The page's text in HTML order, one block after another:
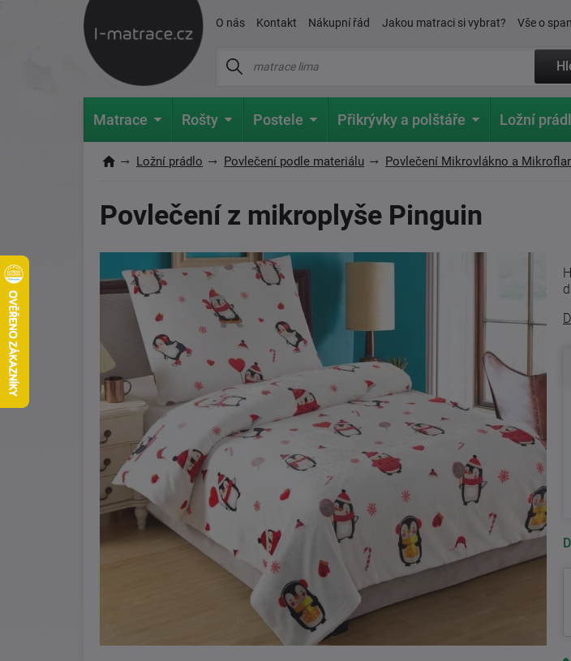
O nás Kontakt Nákupní řád Jakou matraci si vybrat? Vše o
Matrace Rošty Postele Přikrývky a polštáře Ložní
Ložní prádlo Povlečení podle materiálu Povlečení Mikrovlákno a
Povlečení z mikroplyše Pinguin